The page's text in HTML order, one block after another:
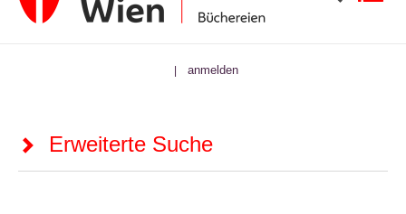
| anmelden
Erweiterte Suche